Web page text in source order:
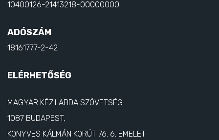
10400126-21413218-00000000
ADÓSZÁM
18161777-2-42
ELÉRHETŐSÉG
MAGYAR KÉZILABDA SZÖVETSÉG
1087 BUDAPEST,
KÖNYVES KÁLMÁN KÖRÚT 76. 6. EMELET